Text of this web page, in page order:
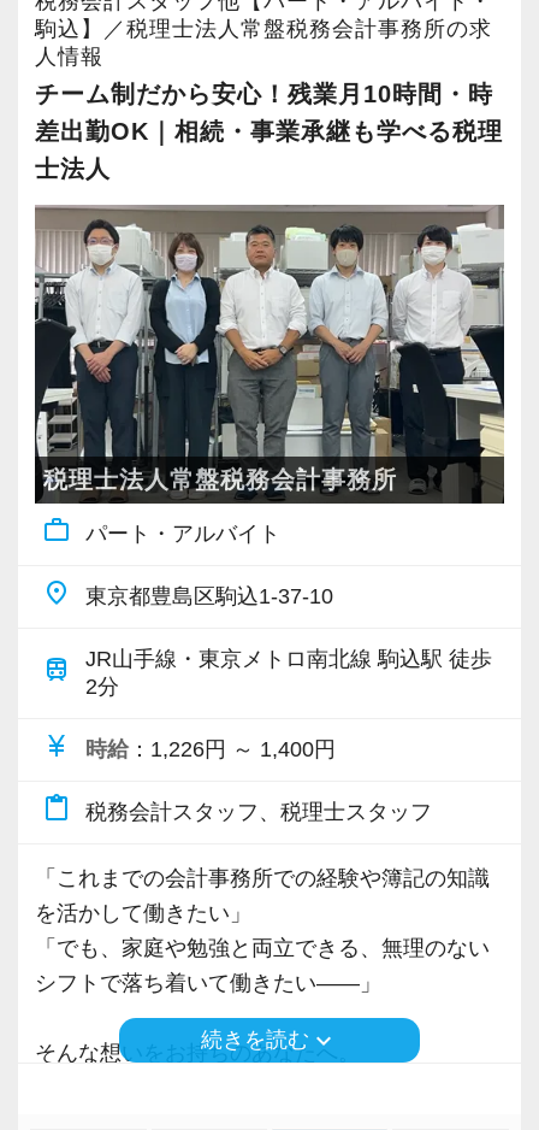
それを大切にしている職場です。
■ 製造部門（入力専属チーム）でのお仕事
入所後は、会計データ部（製造部門）に所属し
ていただきます。
現在10名以上が在籍する、入力専属のチームで
す。
主な業務は、
・会計データの入力補助
・資料のスキャンや整理
・電話応対
・請求書の郵送 など
入力業務が未経験でも問題ありません。
先輩スタッフが丁寧にOJTでサポートします。
簿記の資格や会計業務の経験をお持ちの方も歓
迎します。
す。
同じ業務を担当するメンバーが多いため、
・分からないことをすぐ聞ける
・急なお休みでもフォローし合える
・業務が属人化しない
安心して働ける体制が整っています。
駒込】／税理士法人常盤税務会計事務所の求
人情報
チーム制だから安心！残業月10時間・時
差出勤OK｜相続・事業承継も学べる税理
士法人
税理士法人常盤税務会計事務所
work_outline パート・アルバイト
place 東京都豊島区駒込1-37-10
train
JR山手線・東京メトロ南北線 駒込駅 徒歩
2分
currency_yen 時給 ：1,226円 ～ 1,400円
content_paste 税務会計スタッフ、税理士スタッフ
「これまでの会計事務所での経験や簿記の知識
を活かして働きたい」
「でも、家庭や勉強と両立できる、無理のない
シフトで落ち着いて働きたい――」
そんな想いをお持ちのあなたへ。
続きを読む keyboard_arrow_down